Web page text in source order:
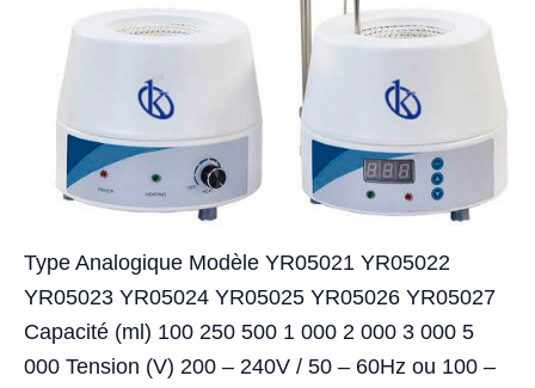
Type Analogique Modèle YR05021 YR05022
YR05023 YR05024 YR05025 YR05026 YR05027
Capacité (ml) 100 250 500 1 000 2 000 3 000 5
000 Tension (V) 200 – 240V / 50 – 60Hz ou 100 –